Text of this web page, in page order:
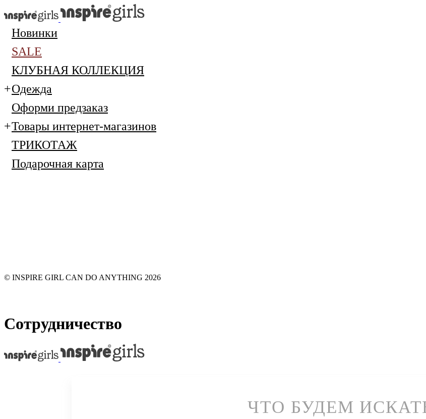
Новинки
SALE
КЛУБНАЯ КОЛЛЕКЦИЯ
Одежда
Оформи предзаказ
Товары интернет-магазинов
ТРИКОТАЖ
Подарочная карта
© INSPIRE GIRL CAN DO ANYTHING 2026
Сотрудничество